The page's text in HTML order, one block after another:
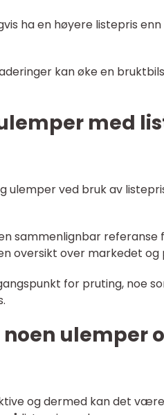
ha en høyere listepris
kan øke en
med
ved bruk av
sammenlignbar
oversikt over markedet og
for pruting, noe
ulemper
og dermed kan det